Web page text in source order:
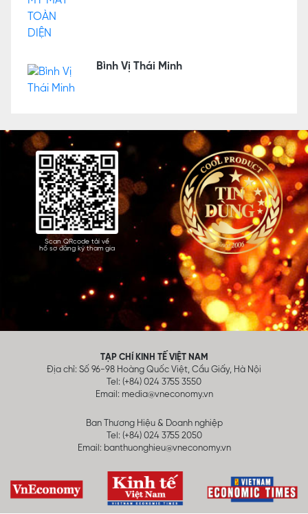
Bình Vị Thái Minh
Scan QRcode tải về
hồ sơ đăng ký tham gia
TẠP CHÍ KINH TẾ VIỆT NAM
Địa chỉ: Số 96-98 Hoàng Quốc Việt, Cầu Giấy, Hà Nội
Tel: (+84) 024 3755 3550
Email: media@vneconomy.vn
Ban Thương Hiệu & Doanh nghiệp
Tel: (+84) 024 3755 2050
Email: banthuonghieu@vneconomy.vn